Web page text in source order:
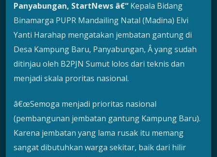
Panyabungan, StartNews â€“ Kepala Bidang
Binamarga PUPR Mandailing Natal (Madina) Elvi
Yanti Harahap mengatakan jembatan gantung di
Desa Kampung Baru, Panyabungan, Â yang sudah
ditinjau oleh B2PJN Sumut lolos dari teknis dan
menjadi skala proritas nasional.
â€œSemoga menjadi prioritas nasional
(pembangunan jembatan gantung Kampung Baru).
Karena jembatan yang lama rusak itu memang
sangat dibutuhkan warga sekitar, baik dari hilir